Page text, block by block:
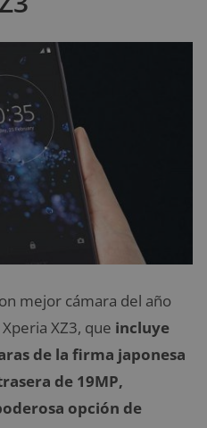
mejor cámara del año
XZ3, que incluye
de la firma japonesa
de 19MP,
opción de